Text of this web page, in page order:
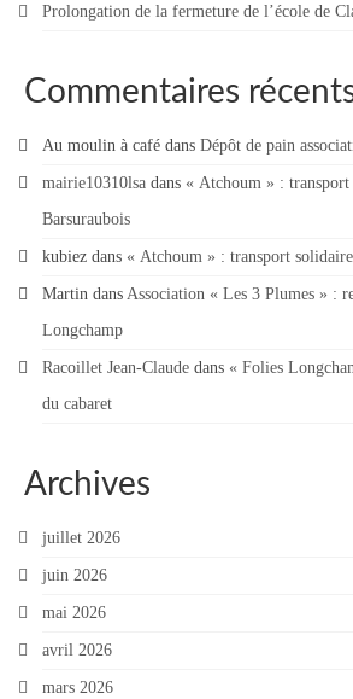
Prolongation de la fermeture de l’école de
Commentaires
Au moulin à café dans Dépôt de pain
mairie10310lsa dans « Atchoum » : transport
Barsuraubois
kubiez dans « Atchoum » : transport
Martin dans Association « Les 3 Plumes » :
Longchamp
Racoillet Jean-Claude dans « Folies
du cabaret
Archives
juillet 2026
juin 2026
mai 2026
avril 2026
mars 2026